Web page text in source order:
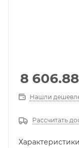
8 606.88
Нашли
Рассчитать
Характеристики